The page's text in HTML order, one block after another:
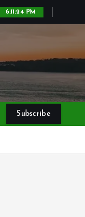
6:11:25 PM
Subscribe